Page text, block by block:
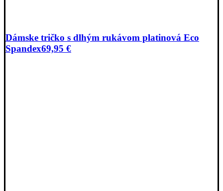
Dámske tričko s dlhým rukávom platinová Eco
Spandex69,95 €